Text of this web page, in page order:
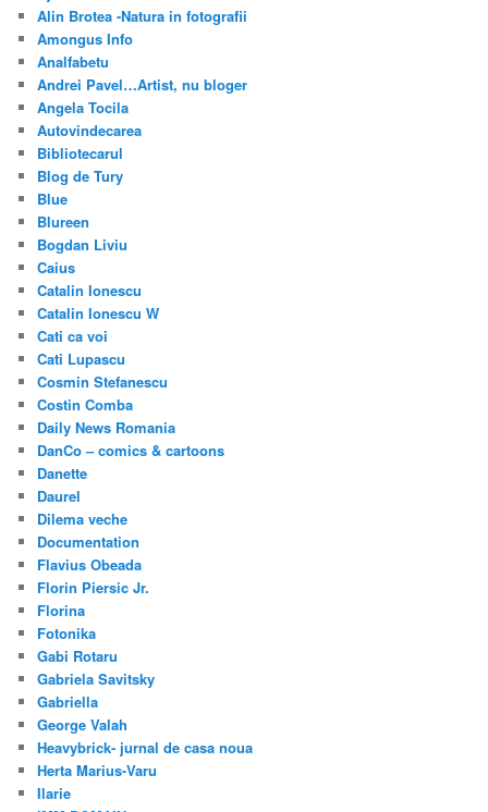
Alin Brotea -Natura in fotografii
Amongus Info
Analfabetu
Andrei Pavel…Artist, nu bloger
Angela Tocila
Autovindecarea
Bibliotecarul
Blog de Tury
Blue
Blureen
Bogdan Liviu
Caius
Catalin Ionescu
Catalin Ionescu W
Cati ca voi
Cati Lupascu
Cosmin Stefanescu
Costin Comba
Daily News Romania
DanCo – comics & cartoons
Danette
Daurel
Dilema veche
Documentation
Flavius Obeada
Florin Piersic Jr.
Florina
Fotonika
Gabi Rotaru
Gabriela Savitsky
Gabriella
George Valah
Heavybrick- jurnal de casa noua
Herta Marius-Varu
Ilarie